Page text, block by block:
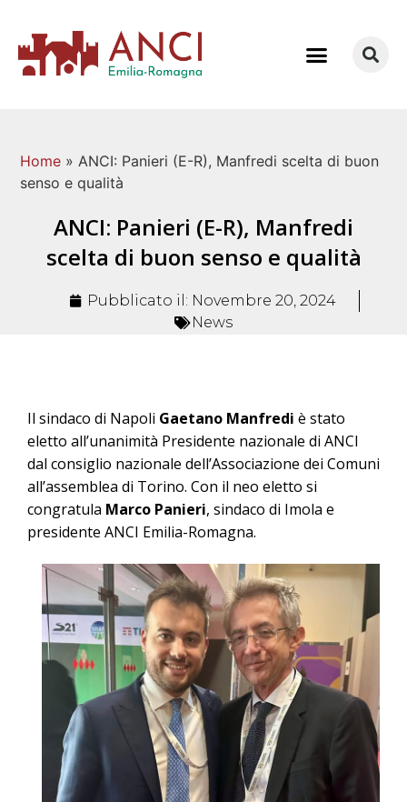
Home » ANCI: Panieri (E-R), Manfredi scelta di buon
senso e qualità
ANCI: Panieri (E-R), Manfredi
scelta di buon senso e qualità
Pubblicato il: Novembre 20, 2024
News
Il sindaco di Napoli Gaetano Manfredi è stato
eletto all’unanimità Presidente nazionale di ANCI
dal consiglio nazionale dell’Associazione dei Comuni
all’assemblea di Torino. Con il neo eletto si
congratula Marco Panieri, sindaco di Imola e
presidente ANCI Emilia-Romagna.